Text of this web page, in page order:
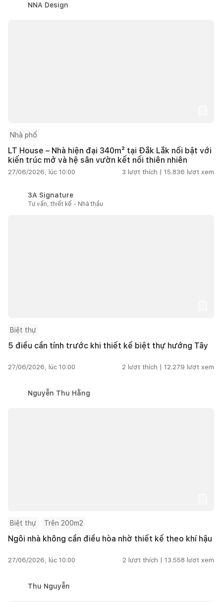
NNA Design
Nhà phố
LT House – Nhà hiện đại 340m² tại Đắk Lắk nổi bật với
kiến trúc mở và hệ sân vườn kết nối thiên nhiên
27/06/2026, lúc 10:00 3 lượt thích | 15.836 lượt xem
3A Signature
Tư vấn, thiết kế - Nhà thầu
Biệt thự
5 điều cần tính trước khi thiết kế biệt thự hướng Tây
27/06/2026, lúc 10:00 2 lượt thích | 12.279 lượt xem
Nguyễn Thu Hằng
Biệt thự Trên 200m2
Ngôi nhà không cần điều hòa nhờ thiết kế theo khí hậu
27/06/2026, lúc 10:00 2 lượt thích | 13.558 lượt xem
Thu Nguyễn